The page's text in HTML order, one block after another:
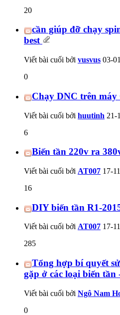
20
cần giúp đỡ chạy
best
Viết bài cuối bởi vusvus 03-
0
Chạy DNC trên máy
Viết bài cuối bởi huutinh 21-
6
Biến tần 220v ra
Viết bài cuối bởi AT007 17-
16
DIY biến tần R1-
Viết bài cuối bởi AT007 17-
285
Tổng hợp bí quyết
gặp ở các loại biến tần
Viết bài cuối bởi Ngô Nam
0